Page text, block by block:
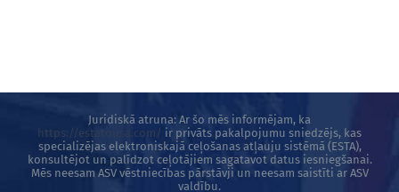
Juridiskā atruna: Ar šo mēs informējam, ka
https://estatousa.com/ ir privāts pakalpojumu sniedzējs, kas
specializējas elektroniskajā ceļošanas atļauju sistēmā (ESTA),
konsultējot un palīdzot ceļotājiem sagatavot datus iesniegšanai.
Mēs neesam ASV vēstniecības pārstāvji un neesam saistīti ar ASV
valdību.